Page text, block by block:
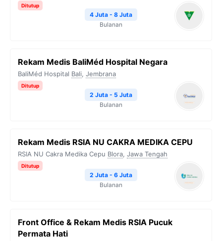
Ditutup
4 Juta - 8 Juta
Bulanan
Rekam Medis BaliMéd Hospital Negara
BaliMéd Hospital Bali, Jembrana
Ditutup
2 Juta - 5 Juta
Bulanan
Rekam Medis RSIA NU CAKRA MEDIKA CEPU
RSIA NU Cakra Medika Cepu Blora, Jawa Tengah
Ditutup
2 Juta - 6 Juta
Bulanan
Front Office & Rekam Medis RSIA Pucuk
Permata Hati